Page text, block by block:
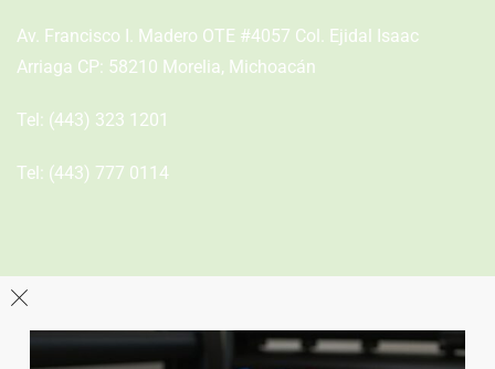
Av. Francisco I. Madero OTE #4057 Col. Ejidal Isaac
Arriaga CP: 58210 Morelia, Michoacán
Tel: (443) 323 1201
Tel: (443) 777 0114
León
Sucursal